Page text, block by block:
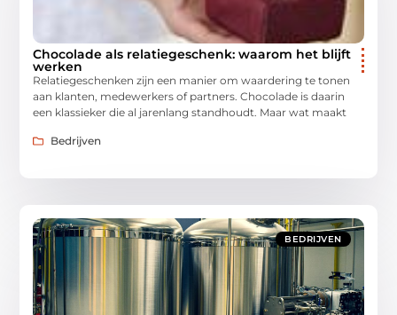
Chocolade als relatiegeschenk: waarom het blijft
werken
Relatiegeschenken zijn een manier om waardering te tonen
aan klanten, medewerkers of partners. Chocolade is daarin
een klassieker die al jarenlang standhoudt. Maar wat maakt
Bedrijven
BEDRIJVEN